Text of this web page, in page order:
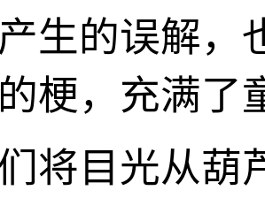
生的误解，
梗，充满了
将目光从葫